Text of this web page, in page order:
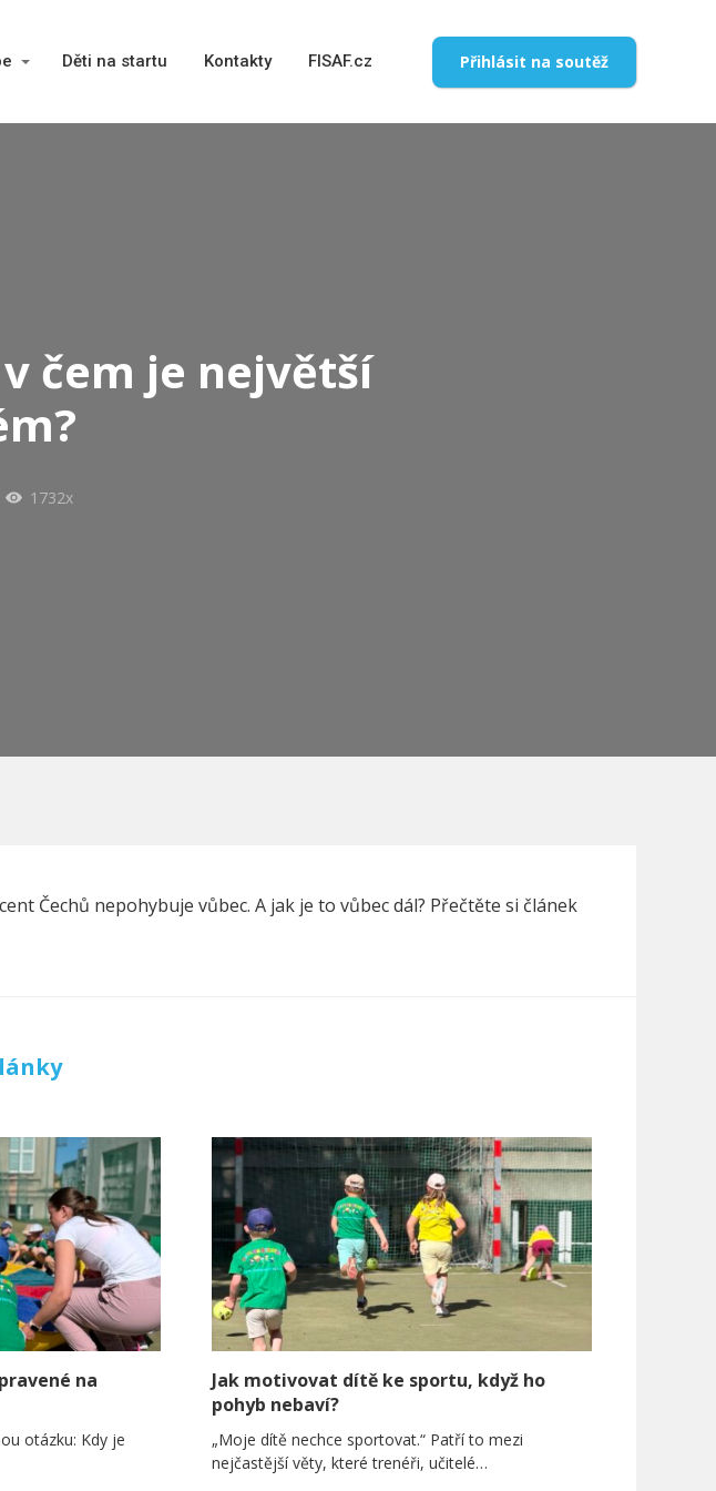
Děti na startu Kontakty FISAF.cz Přihlásit na soutěž
čem je největší
1732x
Čechů nepohybuje vůbec. A jak je to vůbec dál? Přečtěte si článek
na
otázku: Kdy je
Jak motivovat dítě ke sportu, když ho
pohyb nebaví?
„Moje dítě nechce sportovat.“ Patří to mezi
nejčastější věty, které trenéři, učitelé…